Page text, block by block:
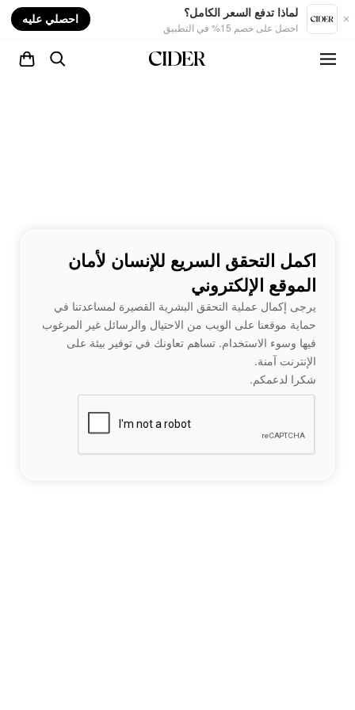
لماذا تدفع السعر الكامل؟
احصل على خصم 15% في التطبيق
احصلي عليه
اكمل التحقق السريع للإنسان لأمان
الموقع الإلكتروني
يرجى إكمال عملية التحقق البشرية القصيرة لمساعدتنا في
حماية موقعنا على الويب من الاحتيال والرسائل غير المرغوب
فيها وسوء الاستخدام. تساهم تعاونك في توفير بيئة على
الإنترنت آمنة.
شكرا لدعمكم.